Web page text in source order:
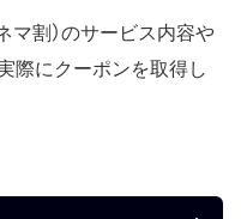
マ割）のサービス内容や
際にクーポンを取得し